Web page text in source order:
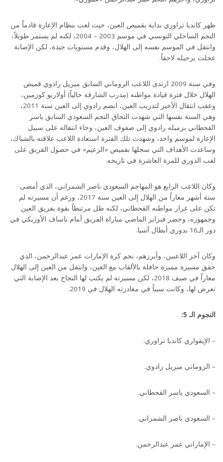
ظهر كانديا تراوري بداية بقميص العين، حيث لعب بنظام الإعارة قادماً من
النجم الساحلي التونسي في موسم 2003 – 2004، لكنه لم يستمر طويلاً،
وانتقل في الموسم نفسه إلى الهلال، وقدم مستويات جيدة، لكن الإصابة
عجلت برحيله لاحقاً.
وفي سنة 2009 ارتدى اللاعب الروماني السابق ميريل رادوي قميص
الهلال خلال فترة قيادة مواطنه (مدرب الشارقة حالياً) أولاريو كوزمين،
وعقب انتقال الأخير لتدريب العين، انضم رادوي إلى العين سنة 2011،
وهي السنة نفسها التي شهدت التحاق النجم السعودي السابق ياسر
القحطاني بزميله رادوي إلى صفوف العين، وجاء انتقاله على سبيل
الإعارة لموسم واحد، وشهدت تلك الفترة استعادة اللاعب علاقته بالشباك،
وساعدت الأهداف التي سجلها بقميص «الزعيم» في حصول الفريق على
لقب الدوري للمرة العاشرة في تاريخه.
وكان اللاعب الرابع هو المهاجم السعودي ناصر الشمراني، الذي أمضى
ستة أشهر معاراً من الهلال إلى العين سنة 2017، ورغم أن مسيرته لم
تكن على غرار مواطنه القحطاني، لكنه ظل مرتبطاً بقوة بفريق العين
وجمهوره، وحضر فبراير الماضي مباراة الفريق أمام ناساف الأوزبكي في
دور الـ16 بدوري أبطال آسيا.
وكان آخر اللاعبين، وأبرزهم، نجم كرة الإمارات عمر عبدالرحمن، الذي
حقق مسيرة مميزة حافلة بالألقاب مع العين، وانتقل من العين إلى الهلال
معاراً في صيف 2018، لكن مسيرته لم يكتب لها النجاح بعد الإصابة التي
تعرض لها، وكانت سبباً في مغادرته الهلال في 2019.
النجوم الـ 5:
– الإيفواري كانديا تراوري.
– الروماني ميريل رادوي.
– السعودي ياسر القحطاني.
– السعودي ناصر الشمراني.
– الإماراتي عمر عبدالرحمن.